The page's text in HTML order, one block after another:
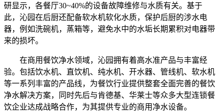
研显示，各餐厅30~40%的设备故障维修与水质有关。基于
此，沁园在后厨还配备软水机软化水质，保护后厨的涉水电
器，例如洗碗机，蒸箱等，避免水中的水垢长期累积对电器带
来的损坏。
在商用餐饮净水领域，沁园拥有着高水准产品与丰富经
验。包括饮水机、直饮机、纯水机、开水器、管线机、软水机
等一系列丰富的产品线，为餐饮行业提供整套全面完善的餐饮
净水解决方案，同时先后与肯德基、华莱士等众多大型连锁餐
饮企业达成战略合作，为其提供专业的商用净水设备。